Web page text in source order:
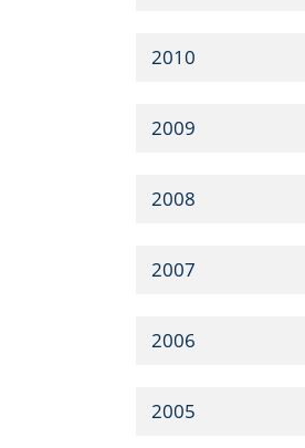
2010
2009
2008
2007
2006
2005